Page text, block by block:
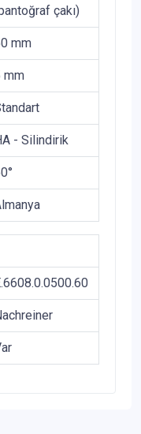
çakı)
mm
mm
- Silindirik